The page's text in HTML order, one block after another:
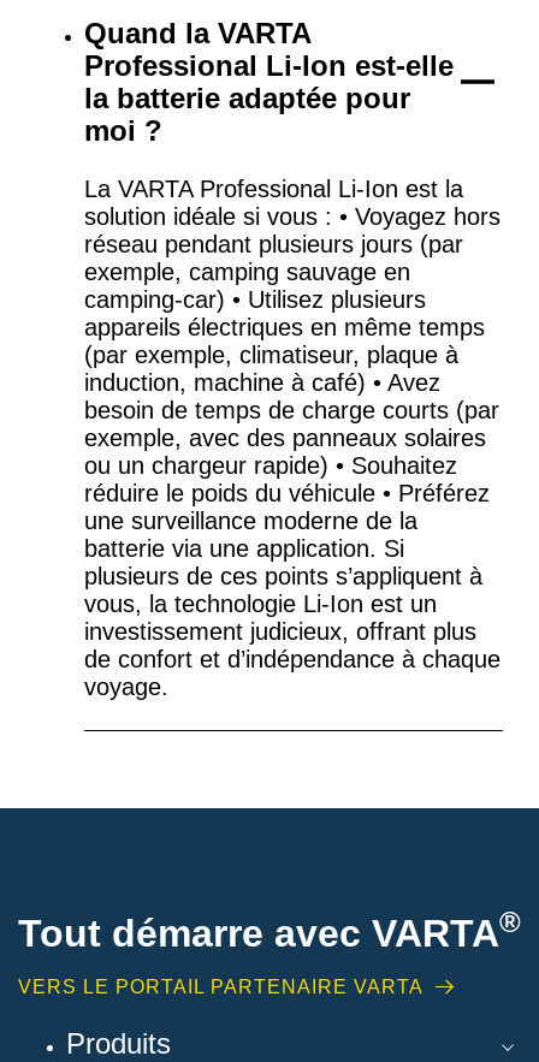
Quand la VARTA
Professional Li-Ion est-elle
la batterie adaptée pour
moi ?
La VARTA Professional Li-Ion est la
solution idéale si vous : • Voyagez hors
réseau pendant plusieurs jours (par
exemple, camping sauvage en
camping-car) • Utilisez plusieurs
appareils électriques en même temps
(par exemple, climatiseur, plaque à
induction, machine à café) • Avez
besoin de temps de charge courts (par
exemple, avec des panneaux solaires
ou un chargeur rapide) • Souhaitez
réduire le poids du véhicule • Préférez
une surveillance moderne de la
batterie via une application. Si
plusieurs de ces points s’appliquent à
vous, la technologie Li-Ion est un
investissement judicieux, offrant plus
de confort et d’indépendance à chaque
voyage.
Tout démarre avec VARTA®
VERS LE PORTAIL PARTENAIRE VARTA
Produits